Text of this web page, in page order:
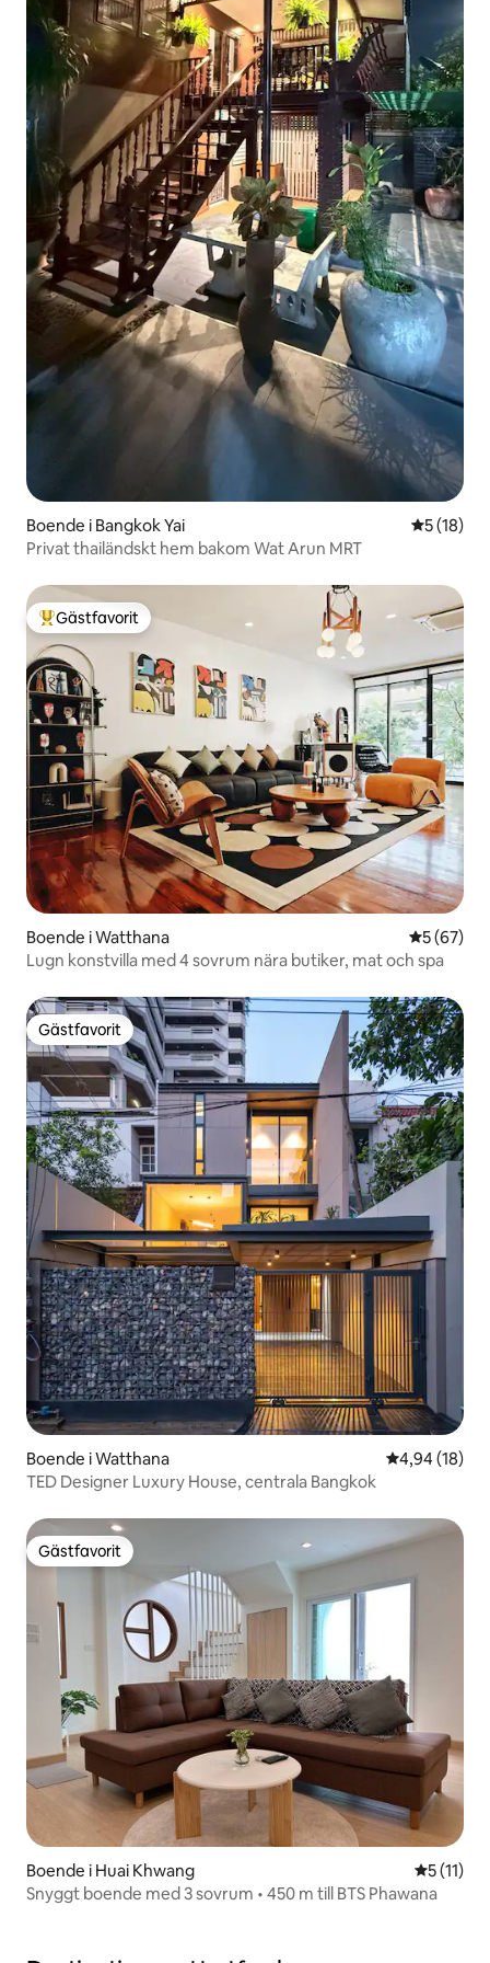
Boende i Bangkok Yai 5 av 5 i
5 (18)
Privat thailändskt hem bakom Wat Arun MRT
Populär gästfavorit
Gästfavorit
Boende i Watthana 5 av 5 i
5 (67)
Lugn konstvilla med 4 sovrum nära butiker, mat och spa
Gästfavorit
Gästfavorit
Boende i Watthana 4,94 av 5 i
4,94 (18)
TED Designer Luxury House, centrala Bangkok
Gästfavorit
Gästfavorit
Boende i Huai Khwang 5 av 5 i
5 (11)
Snyggt boende med 3 sovrum • 450 m till BTS Phawana